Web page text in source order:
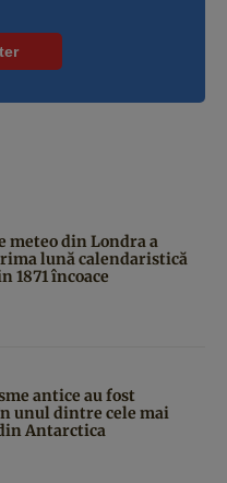
meteo din Londra a
lună calendaristică
1871 încoace
antice au fost
unul dintre cele mai
Antarctica